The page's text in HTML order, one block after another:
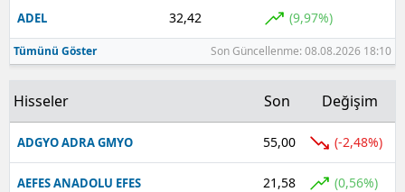
ADEL 32,42 (9,97%)
Tümünü Göster Son Güncellenme: 08.08.2026 18:10
Hisseler Son Değişim
ADGYO ADRA GMYO 55,00 (-2,48%)
AEFES ANADOLU EFES 21,58 (0,56%)